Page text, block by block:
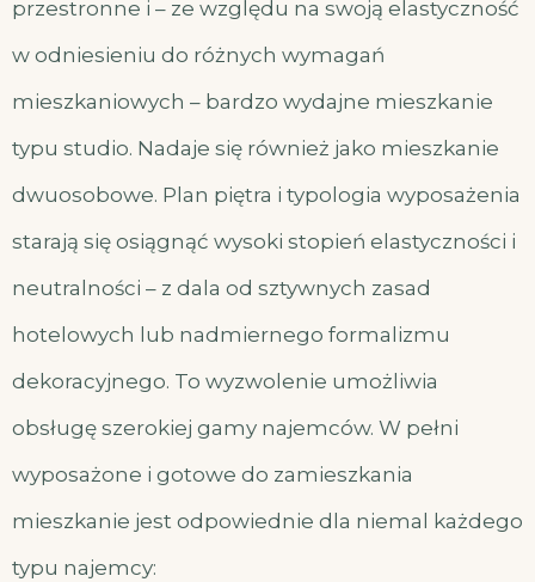
przestronne i – ze względu na swoją elastyczność
w odniesieniu do różnych wymagań
mieszkaniowych – bardzo wydajne mieszkanie
typu studio. Nadaje się również jako mieszkanie
dwuosobowe. Plan piętra i typologia wyposażenia
starają się osiągnąć wysoki stopień elastyczności i
neutralności – z dala od sztywnych zasad
hotelowych lub nadmiernego formalizmu
dekoracyjnego. To wyzwolenie umożliwia
obsługę szerokiej gamy najemców. W pełni
wyposażone i gotowe do zamieszkania
mieszkanie jest odpowiednie dla niemal każdego
typu najemcy: